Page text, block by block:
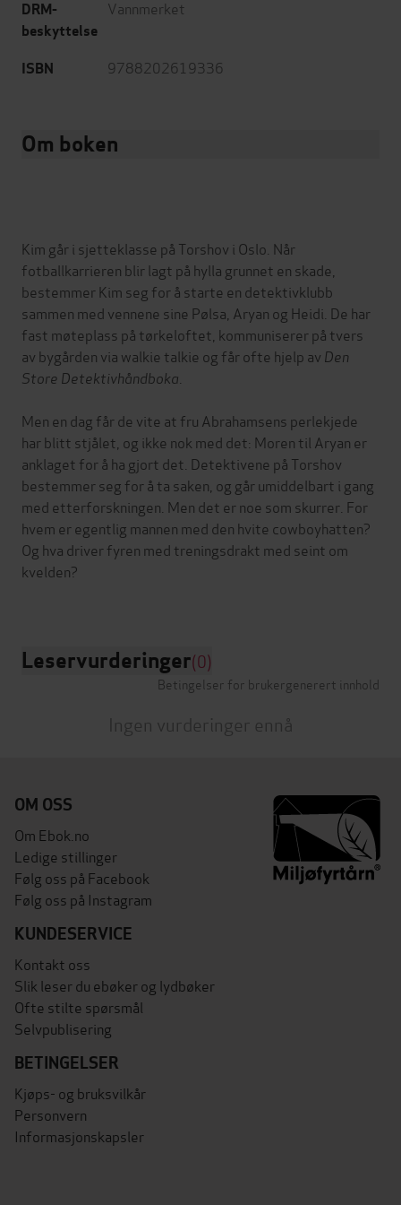
DRM-
beskyttelse
Vannmerket
ISBN 9788202619336
Om boken
Kim går i sjetteklasse på Torshov i Oslo. Når
fotballkarrieren blir lagt på hylla grunnet en skade,
bestemmer Kim seg for å starte en detektivklubb
sammen med vennene sine Pølsa, Aryan og Heidi. De har
fast møteplass på tørkeloftet, kommuniserer på tvers
av bygården via walkie talkie og får ofte hjelp av Den
Store Detektivhåndboka
Men en dag får de vite at fru Abrahamsens perlekjede
har blitt stjålet, og ikke nok med det: Moren til Aryan er
anklaget for å ha gjort det. Detektivene på Torshov
bestemmer seg for å ta saken, og går umiddelbart i gang
med etterforskningen. Men det er noe som skurrer. For
hvem er egentlig mannen med den hvite cowboyhatten?
Og hva driver fyren med treningsdrakt med seint om
kvelden?
Leservurderinger(0)
Betingelser for brukergenerert innhold
Ingen vurderinger ennå
OM OSS
Om Ebok.no
Ledige stillinger
Følg oss på Facebook
Følg oss på Instagram
KUNDESERVICE
Kontakt oss
Slik leser du ebøker og lydbøker
Ofte stilte spørsmål
Selvpublisering
BETINGELSER
Kjøps- og bruksvilkår
Personvern
Informasjonskapsler